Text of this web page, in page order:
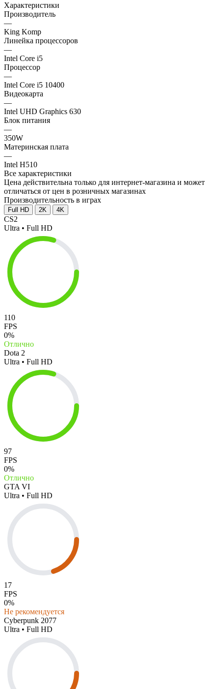
Характеристики
Производитель
—
King Komp
Линейка процессоров
—
Intel Core i5
Процессор
—
Intel Core i5 10400
Видеокарта
—
Intel UHD Graphics 630
Блок питания
—
350W
Материнская плата
—
Intel H510
Все характеристики
Цена действительна только для интернет-магазина и может
отличаться от цен в розничных магазинах
Производительность в играх
Full HD 2K 4K
CS2
Ultra • Full HD
110
FPS
0%
Отлично
Dota 2
Ultra • Full HD
97
FPS
0%
Отлично
GTA VI
Ultra • Full HD
17
FPS
0%
Не рекомендуется
Cyberpunk 2077
Ultra • Full HD